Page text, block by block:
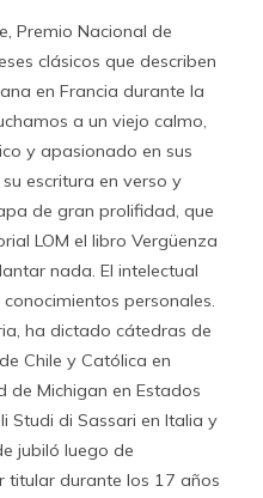
Premio Nacional de
clásicos que describen
en Francia durante la
a un viejo calmo,
y apasionado en sus
escritura en verso y
de gran prolifidad, que
LOM el libro Vergüenza
nada. El intelectual
personales.
ha dictado cátedras de
Chile y Católica en
de Michigan en Estados
Studi di Sassari en Italia y
jubiló luego de
titular durante los 17 años